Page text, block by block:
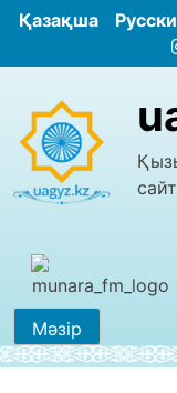
Қазақша
Мәзір